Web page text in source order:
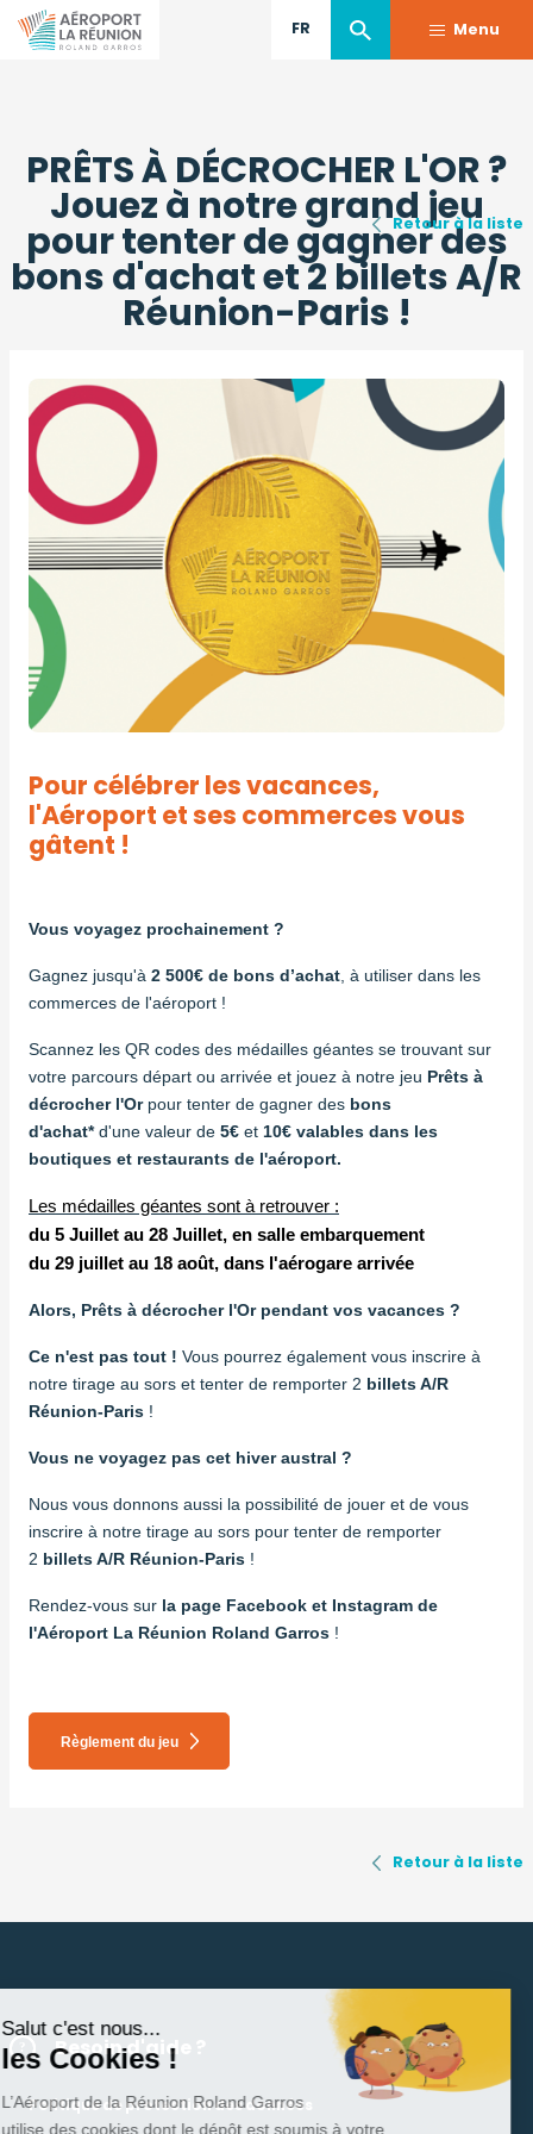
Salut c'est nous...
les Cookies !
L’Aéroport de la Réunion Roland Garros
utilise des cookies dont le dépôt est soumis à votre
contenu
principal
FR Menu
PRÊTS À DÉCROCHER L'OR ?
Jouez à notre grand jeu
pour tenter de gagner des
bons d'achat et 2 billets A/R
Réunion-Paris !
Pour célébrer les vacances,
l'Aéroport et ses commerces vous
gâtent !
Vous voyagez prochainement ?
Gagnez jusqu'à 2 500€ de bons d’achat, à utiliser dans les
commerces de l'aéroport !
Scannez les QR codes des médailles géantes se trouvant sur
votre parcours départ ou arrivée et jouez à notre jeu Prêts à
décrocher l'Orpour tenter de gagner des bons
d'achat*d'une valeur de 5€ et 10€ valables dans les
boutiques et restaurants de l'aéroport.
Les médailles géantes sont à retrouver :
du 5 Juillet au 28 Juillet, en salle embarquement
du 29 juillet au 18 août, dans l'aérogare arrivée
Alors, Prêts à décrocher l'Or pendant vos vacances ?
Ce n'est pas tout ! Vous pourrez également vous inscrire à
notre tirage au sors et tenter de remporter 2 billets A/R
Réunion-Paris !
Vous ne voyagez pas cet hiver austral ?
Nous vous donnons aussi la possibilité de jouer et de vous
inscrire à notre tirage au sors pour tenter de remporter
2 billets A/R Réunion-Paris !
Rendez-vous sur la page Facebook et Instagram de
l'Aéroport La Réunion Roland Garros !
Règlement du jeu
Photo
Retour à la liste
Retour à la liste
Besoin d'aide ?
Politique de protection des données